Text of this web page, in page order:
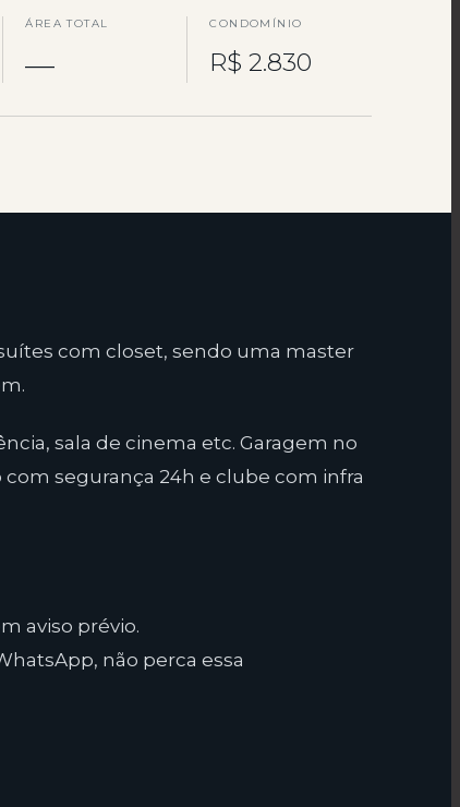
ÁREA TOTAL
—
CONDOMÍNIO
R$ 2.830
com closet, sendo uma master
sala de cinema etc. Garagem no
segurança 24h e clube com infra
aviso prévio.
não perca essa